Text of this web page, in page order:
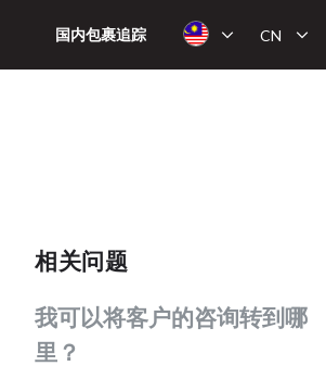
国内包裹追踪 CN
相关问题
我可以将客户的咨询转到哪
里？